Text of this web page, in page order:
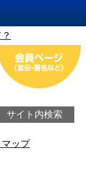
サイト内検索
ップ